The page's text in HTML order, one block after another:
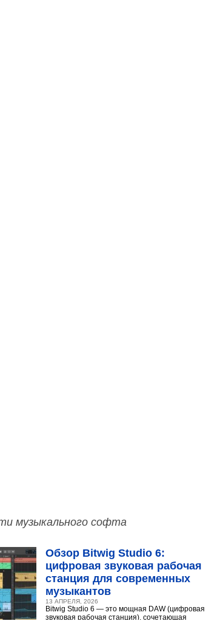
музыкального софта
Обзор Bitwig Studio 6:
цифровая звуковая рабочая
станция для современных
музыкантов
13 АПРЕЛЯ, 2026
Bitwig Studio 6 — это мощная DAW (цифровая
звуковая рабочая станция), сочетающая